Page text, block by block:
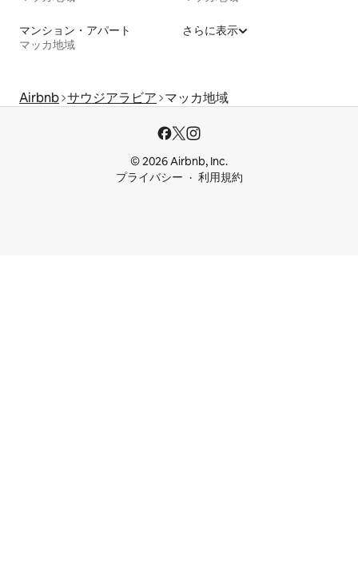
マンション・アパート
マッカ地域
さらに表示
Airbnb サウジアラビア マッカ地域
© 2026 Airbnb, Inc.
プライバシー
利用規約